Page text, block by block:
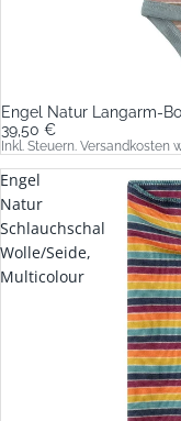
Engel Natur Langarm-
39,50 €
Inkl. Steuern. Versandkosten
Engel
Natur
Schlauchschal
Wolle/Seide,
Multicolour